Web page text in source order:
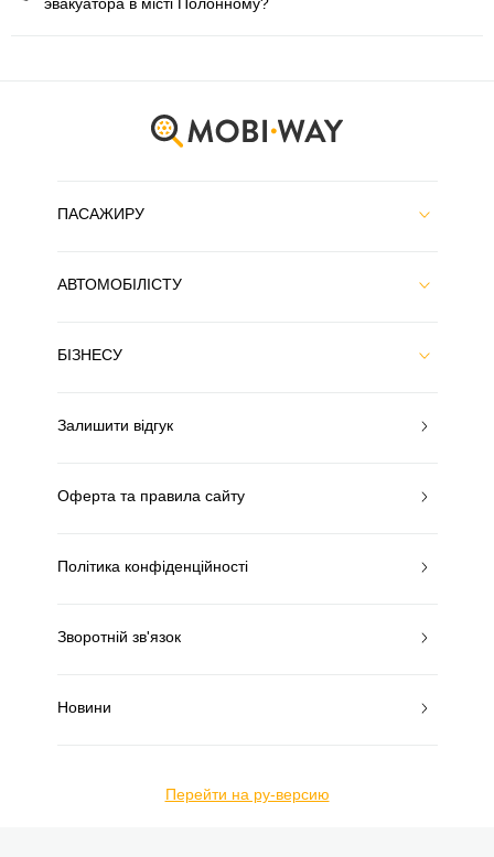
ПАСАЖИРУ
АВТОМОБІЛІСТУ
БІЗНЕСУ
Залишити відгук
Оферта та правила сайту
Політика конфіденційності
Зворотній зв'язок
Новини
Перейти на ру-версию